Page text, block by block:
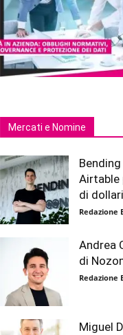
Mercati e Nomine
Airtable
di dollari
Redazione
Andrea
di
Redazione
Miguel